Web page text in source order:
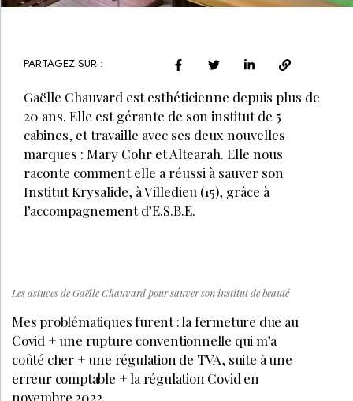
PARTAGEZ SUR :
Gaëlle Chauvard est esthéticienne depuis plus de
20 ans. Elle est gérante de son institut de 5
cabines, et travaille avec ses deux nouvelles
marques : Mary Cohr et Altearah. Elle nous
raconte comment elle a réussi à sauver son
Institut Krysalide, à Villedieu (15), grâce à
l’accompagnement d’E.S.B.E.
Les astuces de Gaëlle Chauvard pour sauver son institut de beauté
Mes problématiques furent : la fermeture due au
Covid + une rupture conventionnelle qui m’a
coûté cher + une régulation de TVA, suite à une
erreur comptable + la régulation Covid en
novembre 2022.